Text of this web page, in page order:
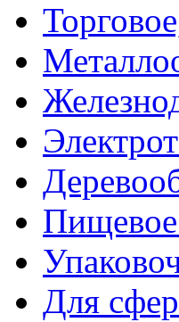
Пищевое
Для